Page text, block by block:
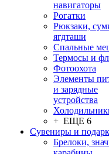
навигаторы
Рогатки
Рюкзаки,
ягдташи
Спальные
Термосы и
Фотоохота
Элементы
и зарядные
устройства
+ ЕЩЕ 6
Сувениры и
Брелоки,